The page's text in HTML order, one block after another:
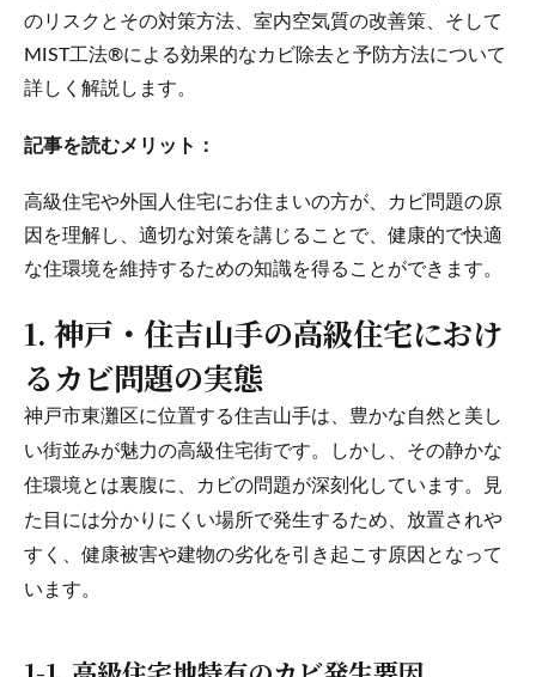
のリスクとその対策方法、室内空気質の改善策、そして
MIST工法®による効果的なカビ除去と予防方法について
詳しく解説します。
記事を読むメリット：
高級住宅や外国人住宅にお住まいの方が、カビ問題の原
因を理解し、適切な対策を講じることで、健康的で快適
な住環境を維持するための知識を得ることができます。
1. 神戸・住吉山手の高級住宅におけ
るカビ問題の実態
神戸市東灘区に位置する住吉山手は、豊かな自然と美し
い街並みが魅力の高級住宅街です。しかし、その静かな
住環境とは裏腹に、カビの問題が深刻化しています。見
た目には分かりにくい場所で発生するため、放置されや
すく、健康被害や建物の劣化を引き起こす原因となって
います。